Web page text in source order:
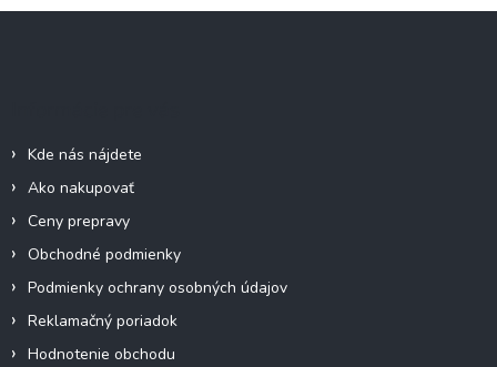
Kde nás nájdete
Ako nakupovať
Ceny prepravy
Obchodné podmienky
Podmienky ochrany osobných údajov
Reklamačný poriadok
Hodnotenie obchodu